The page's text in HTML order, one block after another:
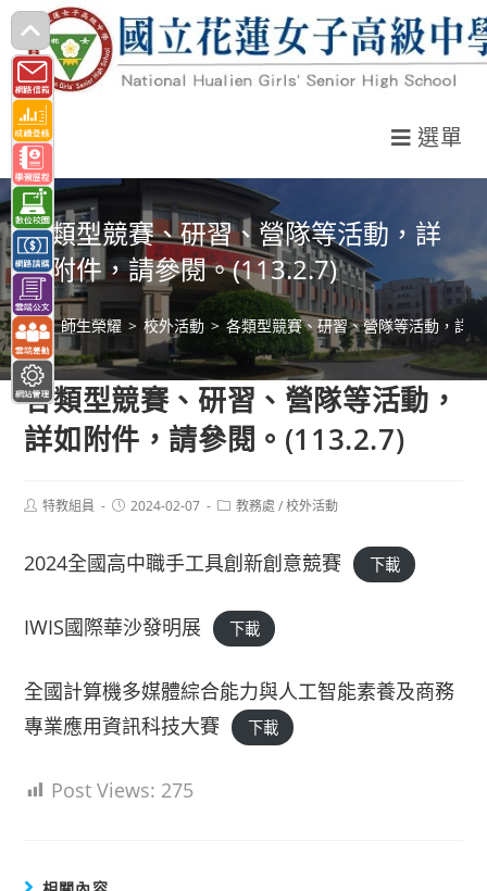
跳
轉
至
主
要
內
容
選單
各類型競賽、研習、營隊等活動，詳
如附件，請參閱。(113.2.7)
> 師生榮耀 > 校外活動 > 各類型競賽、研習、營隊等活動，詳
各類型競賽、研習、營隊等活動，
詳如附件，請參閱。(113.2.7)
Post特教組員
Post2024-02-07
Post教務處 / 校外活動
2024全國高中職手工具創新創意競賽 下載
IWIS國際華沙發明展 下載
全國計算機多媒體綜合能力與人工智能素養及商務
專業應用資訊科技大賽
下載
Post Views: 275